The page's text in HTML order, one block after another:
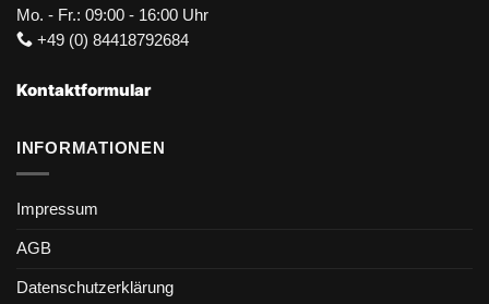
Mo. - Fr.: 09:00 - 16:00 Uhr
+49 (0) 84418792684
Kontaktformular
INFORMATIONEN
Impressum
AGB
Datenschutzerklärung